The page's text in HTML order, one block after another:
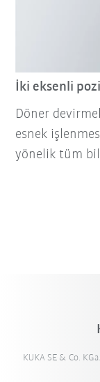
İki eksenli
Döner
esnek
yönelik tüm
KUKA SE & Co.